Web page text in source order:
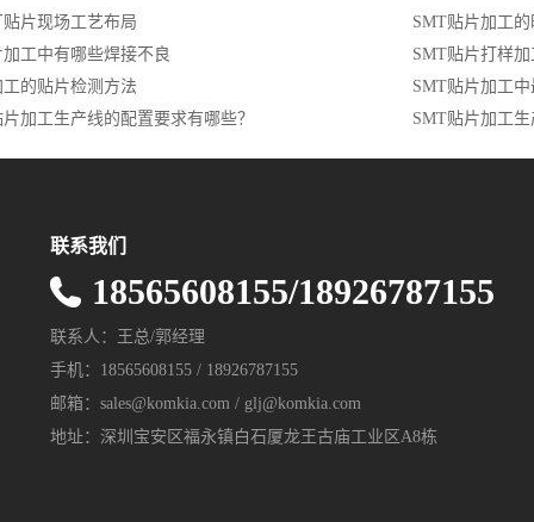
片现场工艺布局
SMT贴片加工
工中有哪些焊接不良
SMT贴片打样
的贴片检测方法
SMT贴片加工
加工生产线的配置要求有哪些？
SMT贴片加工
联系我们
18565608155/18926787155
联系人：王总/郭经理
手机：18565608155 / 18926787155
邮箱：sales@komkia.com / glj@komkia.com
地址：深圳宝安区福永镇白石厦龙王古庙工业区A8栋